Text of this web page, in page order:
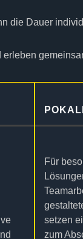
die Dauer
Für
setzen
zum